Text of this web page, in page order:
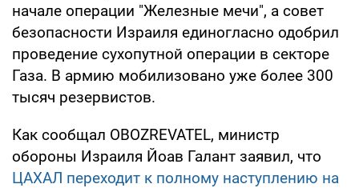
начале операции "Железные мечи", а совет
безопасности Израиля единогласно одобрил
проведение сухопутной операции в секторе
Газа. В армию мобилизовано уже более 300
тысяч резервистов.
Как сообщал OBOZREVATEL, министр
обороны Израиля Йоав Галант заявил, что
ЦАХАЛ переходит к полному наступлению на